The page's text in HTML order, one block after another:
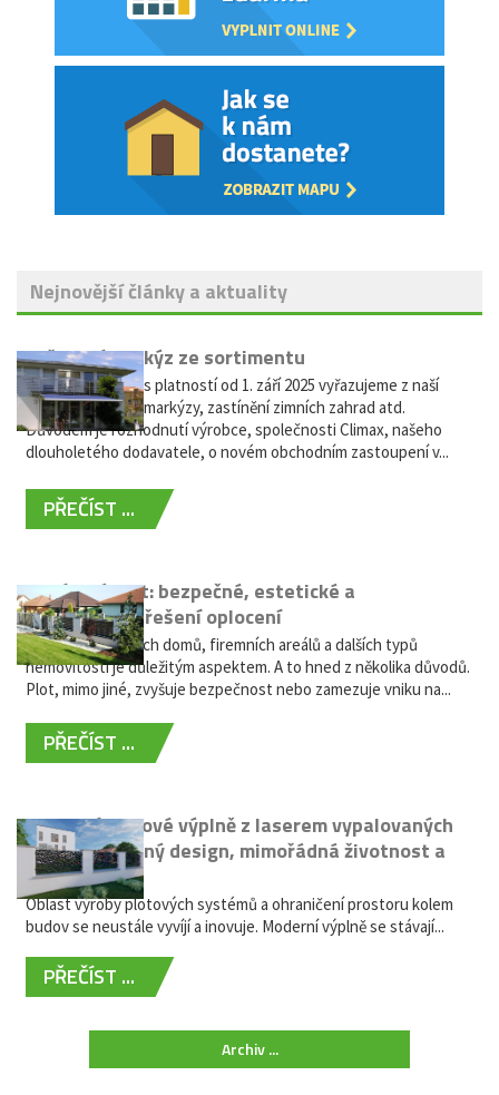
Nejnovější články a aktuality
Vyřazení markýz ze sortimentu
Vážení zákazníci, s platností od 1. září 2025 vyřazujeme z naší
nabídky výsuvné markýzy, zastínění zimních zahrad atd.
Důvodem je rozhodnutí výrobce, společnosti Climax, našeho
dlouholetého dodavatele, o novém obchodním zastoupení v...
PŘEČÍST ...
Hliníkový plot: bezpečné, estetické a
bezúdržbové řešení oplocení
Oplocení rodinných domů, firemních areálů a dalších typů
nemovitostí je důležitým aspektem. A to hned z několika důvodů.
Plot, mimo jiné, zvyšuje bezpečnost nebo zamezuje vniku na...
PŘEČÍST ...
Moderní plotové výplně z laserem vypalovaných
kovů: výjimečný design, mimořádná životnost a
žádná údržba
Oblast výroby plotových systémů a ohraničení prostoru kolem
budov se neustále vyvíjí a inovuje. Moderní výplně se stávají...
PŘEČÍST ...
Archiv ...